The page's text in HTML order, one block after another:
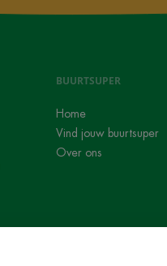
BUURTSUPER
Home
Vind jouw buurtsuper
Over ons